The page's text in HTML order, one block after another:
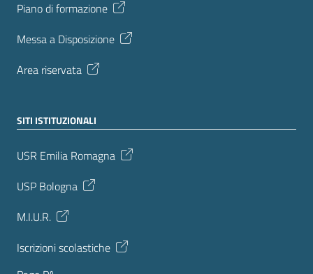
Piano di formazione
Messa a Disposizione
Area riservata
SITI ISTITUZIONALI
USR Emilia Romagna
USP Bologna
M.I.U.R.
Iscrizioni scolastiche